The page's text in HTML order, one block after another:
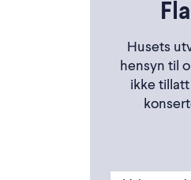
Husets
hensyn til
ikke